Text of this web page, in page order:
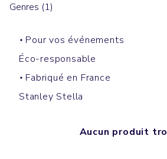
Genres (1)
Pour vos événements
Éco-responsable
Fabriqué en France
Stanley Stella
Aucun produit